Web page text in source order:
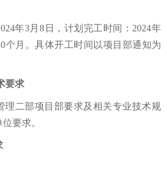
4年3月8 日，计划完工时间： 2024年
个月。具体开工时间以项目部通知为
要求
理二部项目部要求及 相关专业技术规
要求。